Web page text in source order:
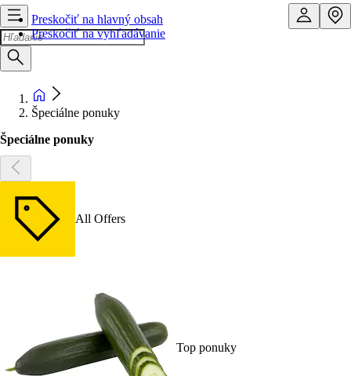
Preskočiť na hlavný obsah
Preskočiť na vyhľadávanie
Špeciálne ponuky
Špeciálne ponuky
All Offers
Top ponuky